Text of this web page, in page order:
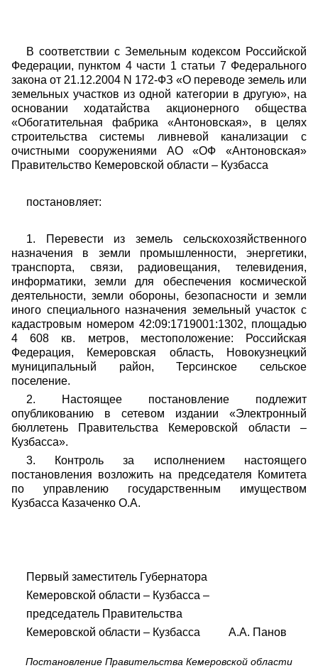
В соответствии с Земельным кодексом Российской
Федерации, пунктом 4 части 1 статьи 7 Федерального
закона от 21.12.2004 N 172-ФЗ «О переводе земель или
земельных участков из одной категории в другую», на
основании ходатайства акционерного общества
«Обогатительная фабрика «Антоновская», в целях
строительства системы ливневой канализации с
очистными сооружениями АО «ОФ «Антоновская»
Правительство Кемеровской области – Кузбасса
постановляет:
1. Перевести из земель сельскохозяйственного
назначения в земли промышленности, энергетики,
транспорта, связи, радиовещания, телевидения,
информатики, земли для обеспечения космической
деятельности, земли обороны, безопасности и земли
иного специального назначения земельный участок с
кадастровым номером 42:09:1719001:1302, площадью
4 608 кв. метров, местоположение: Российская
Федерация, Кемеровская область, Новокузнецкий
муниципальный район, Терсинское сельское
поселение.
2. Настоящее постановление подлежит
опубликованию в сетевом издании «Электронный
бюллетень Правительства Кемеровской области –
Кузбасса».
3. Контроль за исполнением настоящего
постановления возложить на председателя Комитета
по управлению государственным имуществом
Кузбасса Казаченко О.А.
Первый заместитель Губернатора
Кемеровской области – Кузбасса –
председатель Правительства
Кемеровской области – Кузбасса А.А. Панов
Постановление Правительства Кемеровской области